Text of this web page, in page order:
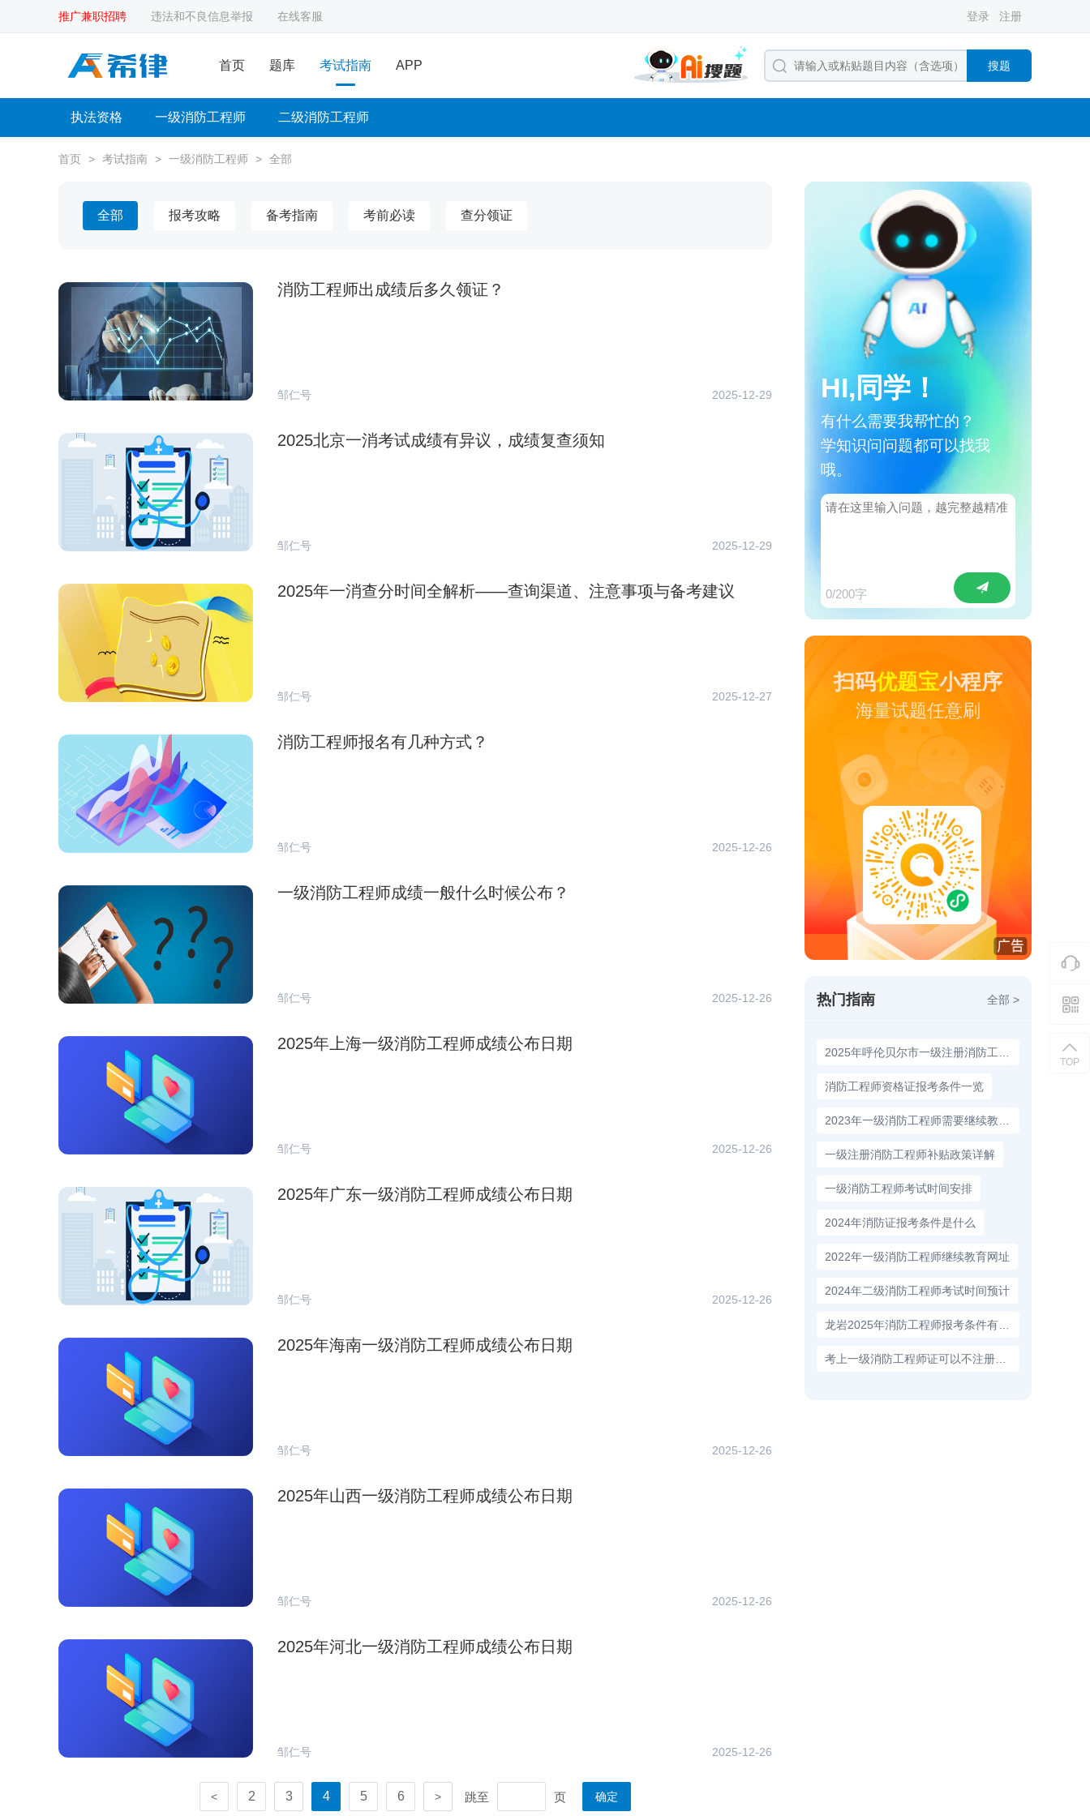
推广兼职招聘 违法和不良信息举报 在线客服 登录 注册
首页 题库 考试指南 APP 搜题
执法资格 一级消防工程师 二级消防工程师
首页 > 考试指南 > 一级消防工程师 > 全部
全部 报考攻略 备考指南 考前必读 查分领证
消防工程师出成绩后多久领证？
邹仁号 2025-12-29
2025北京一消考试成绩有异议，成绩复查须知
邹仁号 2025-12-29
2025年一消查分时间全解析——查询渠道、注意事项与备考建议
邹仁号 2025-12-27
消防工程师报名有几种方式？
邹仁号 2025-12-26
一级消防工程师成绩一般什么时候公布？
邹仁号 2025-12-26
2025年上海一级消防工程师成绩公布日期
邹仁号 2025-12-26
2025年广东一级消防工程师成绩公布日期
邹仁号 2025-12-26
2025年海南一级消防工程师成绩公布日期
邹仁号 2025-12-26
2025年山西一级消防工程师成绩公布日期
邹仁号 2025-12-26
2025年河北一级消防工程师成绩公布日期
邹仁号 2025-12-26
< 2 3 4 5 6 > 跳至 页 确定
HI,同学！
有什么需要我帮忙的？
学知识问问题都可以找我
哦。
0/200字
扫码优题宝小程序
海量试题任意刷
热门指南 全部 >
消防工程师资格证报考条件一览
一级注册消防工程师补贴政策详解
一级消防工程师考试时间安排
2024年消防证报考条件是什么
2022年一级消防工程师继续教育网址
2024年二级消防工程师考试时间预计
TOP